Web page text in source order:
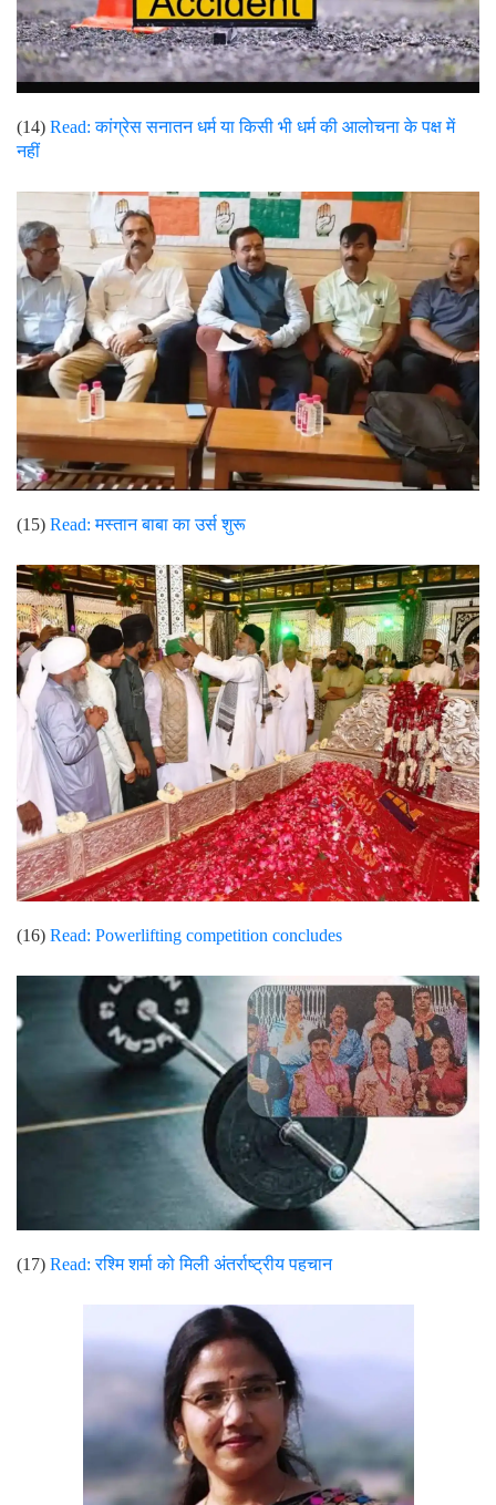
(14) Read:कांग्रेस सनातन धर्म या किसी भी धर्म की आलोचना के पक्ष में
नहीं
(15) Read:मस्तान बाबा का उर्स शुरू
(16) Read: Powerlifting competition concludes
(17) Read:रश्मि शर्मा को मिली अंतर्राष्ट्रीय पहचान